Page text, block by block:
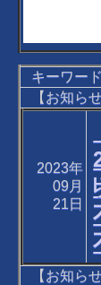
キーワー
【お知ら
2023年
09月
21日
【お知ら